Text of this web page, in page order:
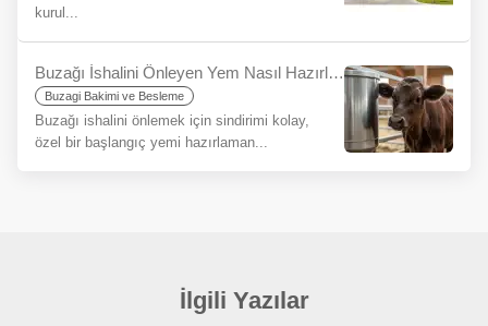
kurul...
Buzağı İshalini Önleyen Yem Nasıl Hazırlanır? Sağlıklı Başlangıcın Sırrı
Buzagi Bakimi ve Besleme
Buzağı ishalini önlemek için sindirimi kolay,
özel bir başlangıç yemi hazırlaman...
İlgili Yazılar